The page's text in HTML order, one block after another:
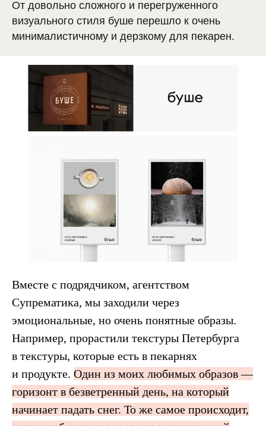
От довольно сложного и перегруженного
визуального стиля буше перешло к очень
минималистичному и дерзкому для пекарен.
Вместе с подрядчиком, агентством
Супрематика, мы заходили через
эмоциональные, но очень понятные образы.
Например, прорастили текстуры Петербурга
в текстуры, которые есть в пекарнях
и продукте. Один из моих любимых образов —
горизонт в безветренный день, на который
начинает падать снег. То же самое происходит,